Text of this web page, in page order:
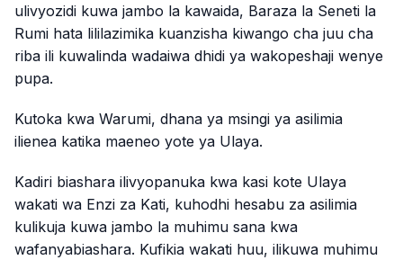
ulivyozidi kuwa jambo la kawaida, Baraza la Seneti la
Rumi hata lililazimika kuanzisha kiwango cha juu cha
riba ili kuwalinda wadaiwa dhidi ya wakopeshaji wenye
pupa.
Kutoka kwa Warumi, dhana ya msingi ya asilimia
ilienea katika maeneo yote ya Ulaya.
Kadiri biashara ilivyopanuka kwa kasi kote Ulaya
wakati wa Enzi za Kati, kuhodhi hesabu za asilimia
kulikuja kuwa jambo la muhimu sana kwa
wafanyabiashara. Kufikia wakati huu, ilikuwa muhimu